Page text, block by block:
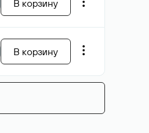
В корзину
В корзину